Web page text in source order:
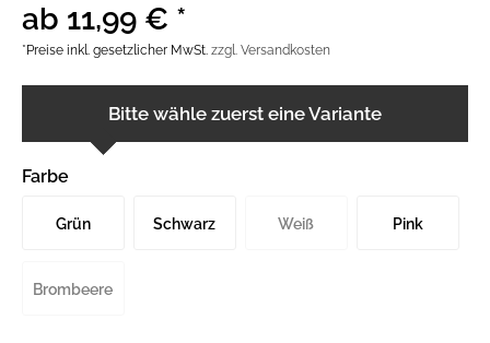
ab 11,99 € *
*Preise inkl. gesetzlicher MwSt. zzgl. Versandkosten
Bitte wähle zuerst eine Variante
Farbe
Grün Schwarz Weiß Pink
Brombeere